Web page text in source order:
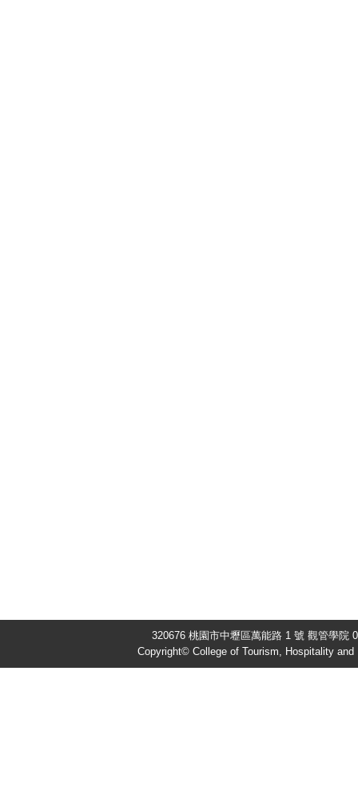
320676 桃園市中壢區萬能路 1 號 觀管學院
Copyright© College of Tourism, Hospitality